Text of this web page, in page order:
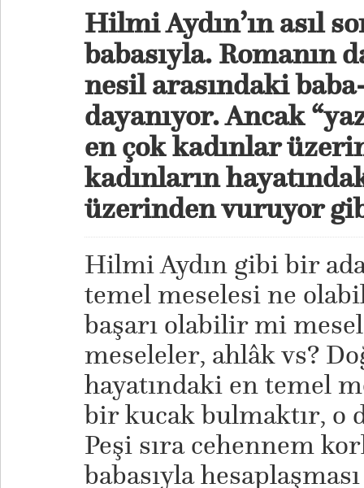
Hilmi Aydın’ın asıl
babasıyla. Romanın
nesil arasındaki
dayanıyor. Ancak
en çok kadınlar
kadınların
üzerinden vuruyor
Hilmi Aydın gibi bir
temel meselesi ne
başarı olabilir mi
meseleler, ahlâk vs?
hayatındaki en temel
bir kucak bulmaktır, o
Peşi sıra cehennem
babasıyla